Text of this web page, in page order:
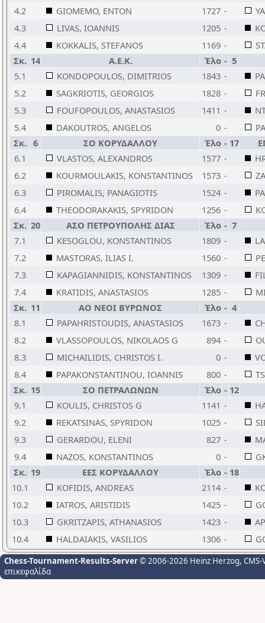
4.2
GIOMEMO, ENTON 1727 -
4.3
LIVAS, IOANNIS 1205 -
4.4
KOKKALIS, STEFANOS 1169 -
Σκ. 14 Α.Ε.Κ. Έλο - 5
5.1
KONDOPOULOS, DIMITRIOS 1843 -
5.2
SAGKRIOTIS, GEORGIOS 1828 -
5.3
FOUFOPOULOS, ANASTASIOS 1411 -
5.4
DAKOUTROS, ANGELOS 0 -
Σκ. 6 ΣΟ ΚΟΡΥΔΑΛΛΟΥ Έλο - 17
6.1
VLASTOS, ALEXANDROS 1577 -
6.2
KOURMOULAKIS, KONSTANTINOS 1573 -
6.3
PIROMALIS, PANAGIOTIS 1524 -
6.4
THEODORAKAKIS, SPYRIDON 1256 -
Σκ. 20 ΑΣΟ ΠΕΤΡΟΥΠΟΛΗΣ ΔΙΑΣ Έλο - 7
7.1
KESOGLOU, KONSTANTINOS 1809 -
7.2
MASTORAS, ILIAS I. 1560 -
7.3
KAPAGIANNIDIS, KONSTANTINOS 1309 -
7.4
KRATIDIS, ANASTASIOS 1285 -
Σκ. 11 ΑΟ ΝΕΟΙ ΒΥΡΩΝΟΣ Έλο - 4
8.1
PAPAHRISTOUDIS, ANASTASIOS 1673 -
8.2
VLASSOPOULOS, NIKOLAOS G 894 -
8.3
MICHAILIDIS, CHRISTOS I. 0 -
8.4
PAPAKONSTANTINOU, IOANNIS 800 -
Σκ. 15 ΣΟ ΠΕΤΡΑΛΩΝΩΝ Έλο - 12
9.1
KOULIS, CHRISTOS G 1141 -
9.2
REKATSINAS, SPYRIDON 1025 -
9.3
GERARDOU, ELENI 827 -
9.4
NAZOS, KONSTANTINOS 0 -
Σκ. 19 ΕΕΣ ΚΟΡΥΔΑΛΛΟΥ Έλο - 18
10.1
KOFIDIS, ANDREAS 2114 -
10.2
IATROS, ARISTIDIS 1425 -
10.3
GKRITZAPIS, ATHANASIOS 1423 -
10.4
HALDAIAKIS, VASILIOS 1306 -
Chess-Tournament-Results-Server© 2006-2026 Heinz Herzog,
επικεφαλίδα